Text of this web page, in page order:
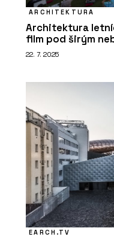
ARCHITEKTURA
Architektura
film pod širým
22. 7. 2025
EARCH.TV